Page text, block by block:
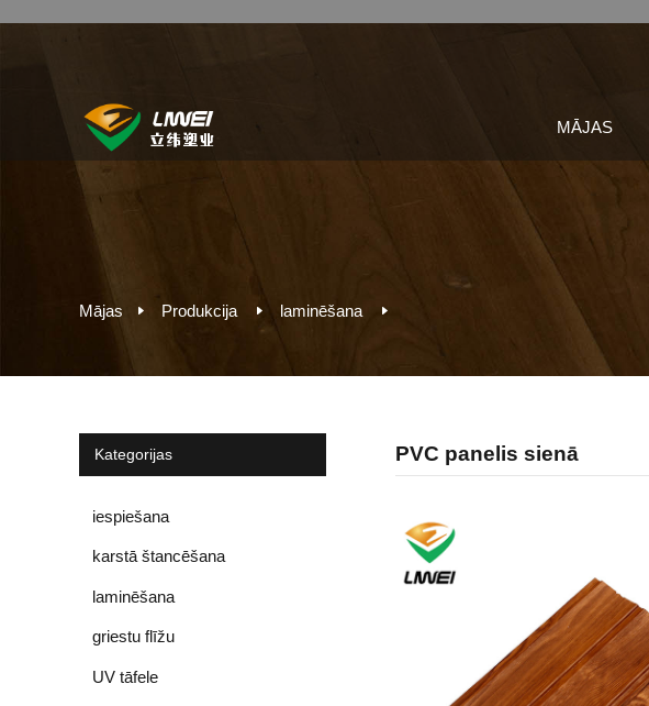
MĀJAS
Mājas Produkcija laminēšana
Kategorijas
iespiešana
karstā štancēšana
laminēšana
griestu flīžu
UV tāfele
PVC panelis sienā